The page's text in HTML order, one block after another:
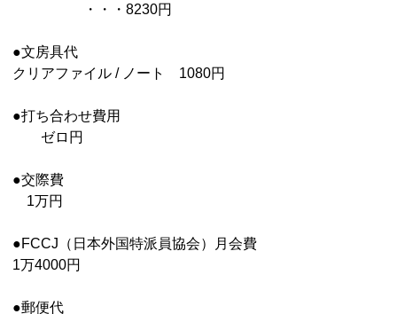
・・・8230円
●文房具代
クリアファイル / ノート 1080円
●打ち合わせ費用
ゼロ円
●交際費
1万円
●FCCJ（日本外国特派員協会）月会費
1万4000円
●郵便代